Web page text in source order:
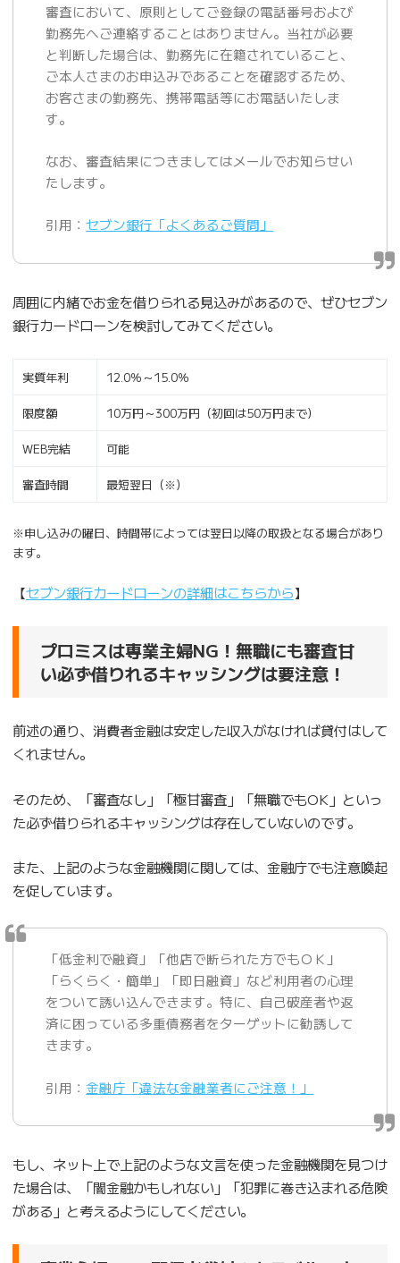
審査において、原則としてご登録の電話番号および
勤務先へご連絡することはありません。当社が必要
と判断した場合は、勤務先に在籍されていること、
ご本人さまのお申込みであることを確認するため、
お客さまの勤務先、携帯電話等にお電話いたしま
す。
なお、審査結果につきましてはメールでお知らせい
たします。
引用：セブン銀行「よくあるご質問」
周囲に内緒でお金を借りられる見込みがあるので、ぜひセブン
銀行カードローンを検討してみてください。
実質年利 12.0％～15.0％
限度額 10万円～300万円（初回は50万円まで）
WEB完結 可能
審査時間 最短翌日（※）
※申し込みの曜日、時間帯によっては翌日以降の取扱となる場合があり
ます。
【セブン銀行カードローンの詳細はこちらから】
プロミスは専業主婦NG！無職にも審査甘
い必ず借りれるキャッシングは要注意！
前述の通り、消費者金融は安定した収入がなければ貸付はして
くれません。
そのため、「審査なし」「極甘審査」「無職でもOK」といっ
た必ず借りられるキャッシングは存在していないのです。
また、上記のような金融機関に関しては、金融庁でも注意喚起
を促しています。
「低金利で融資」「他店で断られた方でもＯＫ」
「らくらく・簡単」「即日融資」など利用者の心理
をついて誘い込んできます。特に、自己破産者や返
済に困っている多重債務者をターゲットに勧誘して
きます。
引用：金融庁「違法な金融業者にご注意！」
もし、ネット上で上記のような文言を使った金融機関を見つけ
た場合は、「闇金融かもしれない」「犯罪に巻き込まれる危険
がある」と考えるようにしてください。